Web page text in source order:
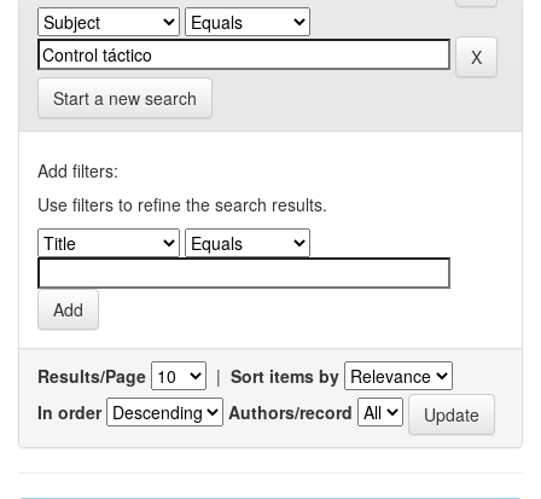
Start a new search
Add filters:
Use filters to refine the search results.
Results/Page | Sort items by
In order
Authors/record